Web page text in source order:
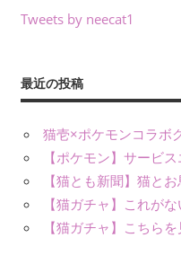
Tweets by neecat1
最近の投稿
猫壱×ポケモンコラボ
【ポケモン】サービ
【猫とも新聞】猫と
【猫ガチャ】これが
【猫ガチャ】こちら